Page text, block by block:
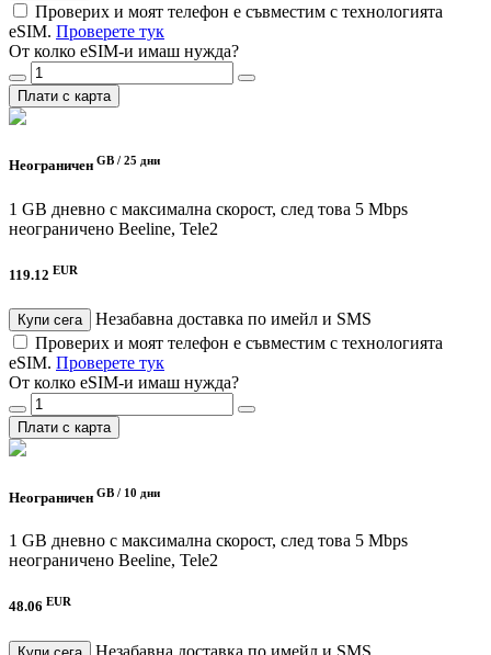
Проверих и моят телефон е съвместим с технологията
eSIM. Проверете тук
От колко eSIM-и имаш нужда?
Плати с карта
Неограничен GB / 25 дни
1 GB дневно с максимална скорост, след това 5 Mbps
неограничено Beeline, Tele2
119.12 EUR
Купи сега
Незабавна доставка по имейл и SMS
Проверих и моят телефон е съвместим с технологията
eSIM. Проверете тук
От колко eSIM-и имаш нужда?
Плати с карта
Неограничен GB / 10 дни
1 GB дневно с максимална скорост, след това 5 Mbps
неограничено Beeline, Tele2
48.06 EUR
Незабавна доставка по имейл и SMS